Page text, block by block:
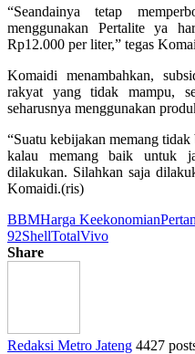
“Seandainya tetap
menggunakan Pertalite ya
Rp12.000 per liter,” tegas
Komaidi menambahkan,
rakyat yang tidak mampu,
seharusnya menggunakan
“Suatu kebijakan memang
kalau memang baik untuk
dilakukan. Silahkan saja
Komaidi.(ris)
BBMHarga Keekonomian
92ShellTotalVivo
Share
Redaksi Metro Jateng 4427